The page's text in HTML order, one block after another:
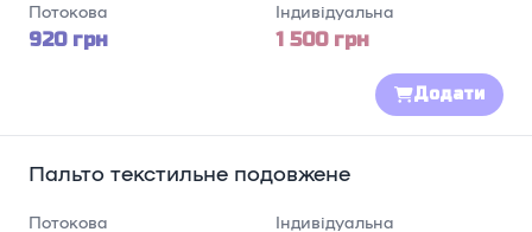
Потокова
920 грн
Індивідуальна
1 500 грн
Додати
Пальто текстильне подовжене
Потокова Індивідуальна